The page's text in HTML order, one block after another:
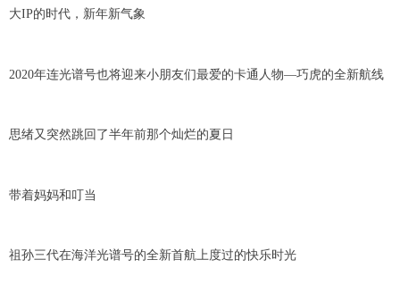
大IP的时代，新年新气象
2020年连光谱号也将迎来小朋友们最爱的卡通人物—巧虎的全新航线
思绪又突然跳回了半年前那个灿烂的夏日
带着妈妈和叮当
祖孙三代在海洋光谱号的全新首航上度过的快乐时光